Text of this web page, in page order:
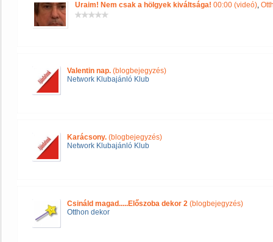
Uraim! Nem csak a hölgyek kiváltsága! 00:00 (videó),
Valentin nap. (blogbejegyzés)
Network Klubajánló Klub
Karácsony. (blogbejegyzés)
Network Klubajánló Klub
Csináld magad.....Előszoba dekor 2 (blogbejegyzés)
Otthon dekor